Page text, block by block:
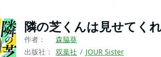
隣の芝くんは見せてく
作者：
森脇葵
出版社：
双葉社
JOUR Sister